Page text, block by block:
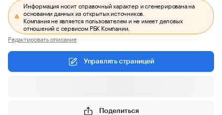
Информация носит справочный характер и сгенерирована на
основании данных из открытых источников.
Компания не является пользователем и не имеет деловых
отношений с сервисом РБК Компании.
Редактировать описание
Управлять страницей
Поделиться